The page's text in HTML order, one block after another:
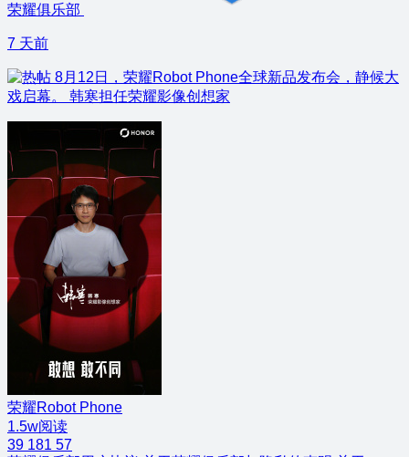
荣耀俱乐部
7 天前
8月12日，荣耀Robot Phone全球新品发布会，静候大
戏启幕。 韩寒担任荣耀影像创想家
荣耀Robot Phone
1.5w阅读
39 181 57